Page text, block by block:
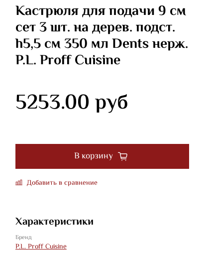
Кастрюля для подачи 9 см
сет 3 шт. на дерев. подст.
h5,5 см 350 мл Dents нерж.
P.L. Proff Cuisine
5253.00 руб
В корзину
Добавить в сравнение
Характеристики
Бренд
P.L. Proff Cuisine